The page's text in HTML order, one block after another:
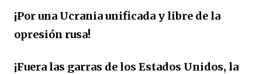
¡Por una Ucrania unificada y libre de la
opresión rusa!
¡Fuera las garras de los Estados Unidos, la